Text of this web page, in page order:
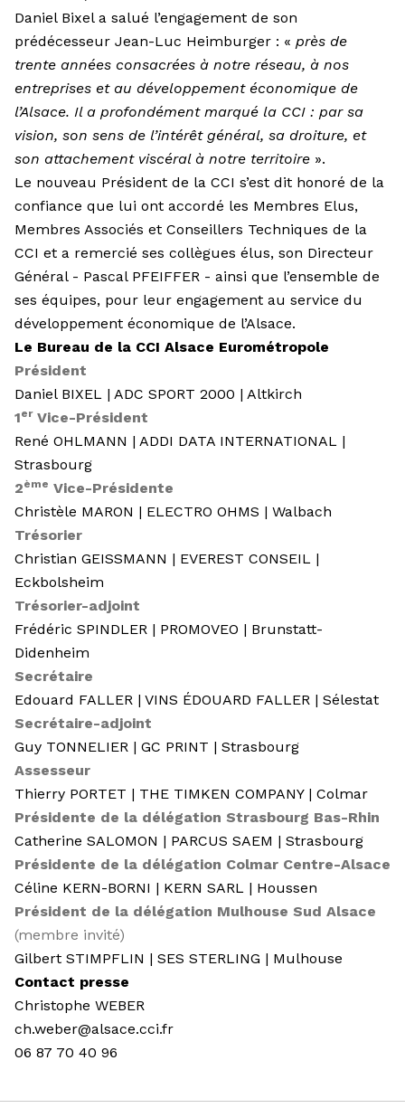
Daniel Bixel a salué l’engagement de son
prédécesseur Jean-Luc Heimburger : « près de
trente années consacrées à notre réseau, à nos
entreprises et au développement économique de
l’Alsace. Il a profondément marqué la CCI : par sa
vision, son sens de l’intérêt général, sa droiture, et
son attachement viscéral à notre territoire ».
Le nouveau Président de la CCI s’est dit honoré de la
confiance que lui ont accordé les Membres Elus,
Membres Associés et Conseillers Techniques de la
CCI et a remercié ses collègues élus, son Directeur
Général - Pascal PFEIFFER - ainsi que l’ensemble de
ses équipes, pour leur engagement au service du
développement économique de l’Alsace.
Le Bureau de la CCI Alsace Eurométropole
Président
Daniel BIXEL | ADC SPORT 2000 | Altkirch
1erVice-Président
René OHLMANN | ADDI DATA INTERNATIONAL |
Strasbourg
2ème Vice-Présidente
Christèle MARON | ELECTRO OHMS | Walbach
Trésorier
Christian GEISSMANN | EVEREST CONSEIL |
Eckbolsheim
Trésorier-adjoint
Frédéric SPINDLER | PROMOVEO | Brunstatt-
Didenheim
Secrétaire
Edouard FALLER | VINS ÉDOUARD FALLER | Sélestat
Secrétaire-adjoint
Guy TONNELIER | GC PRINT | Strasbourg
Assesseur
Thierry PORTET | THE TIMKEN COMPANY | Colmar
Présidente de la délégation Strasbourg Bas-Rhin
Catherine SALOMON | PARCUS SAEM | Strasbourg
Présidente de la délégation Colmar Centre-Alsace
Céline KERN-BORNI | KERN SARL | Houssen
Président de la délégation Mulhouse Sud Alsace
(membre invité)
Gilbert STIMPFLIN | SES STERLING | Mulhouse
Contact presse
Christophe WEBER
ch.weber@alsace.cci.fr
06 87 70 40 96